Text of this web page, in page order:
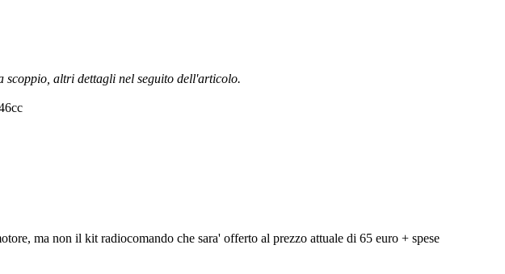
altri dettagli nel seguito dell'articolo.
ma non il kit radiocomando che sara' offerto al prezzo attuale di 65 euro + spese